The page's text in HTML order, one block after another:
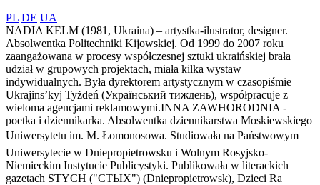
PL DE UA
NADIA KELM (1981, Ukraina) – artystka-ilustrator, designer.
Absolwentka Politechniki Kijowskiej. Od 1999 do 2007 roku
zaangażowana w procesy współczesnej sztuki ukraińskiej brała
udział w grupowych projektach, miała kilka wystaw
indywidualnych. Była dyrektorem artystycznym w czasopiśmie
Ukrajins’kyj Tyżdeń (Український тиждень), współpracuje z
wieloma agencjami reklamowymi.INNA ZAWHORODNIA -
poetka i dziennikarka. Absolwentka dziennikarstwa Moskiewskiego
Uniwersytetu im. M. Łomonosowa. Studiowała na Państwowym
Uniwersytecie w Dniepropietrowsku i Wolnym Rosyjsko-
Niemieckim Instytucie Publicystyki. Publikowała w literackich
gazetach STYCH ("СТЫХ") (Dniepropietrowsk), Dzieci Ra